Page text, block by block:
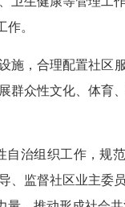
作。
施，合理配置社区
群众性文化、体育
自治组织工作，规
、监督社区业主委